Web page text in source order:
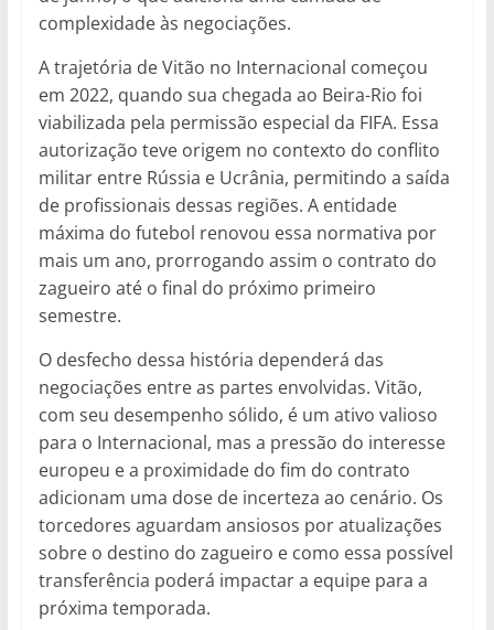
complexidade às negociações.
A trajetória de Vitão no Internacional começou
em 2022, quando sua chegada ao Beira-Rio foi
viabilizada pela permissão especial da FIFA. Essa
autorização teve origem no contexto do conflito
militar entre Rússia e Ucrânia, permitindo a saída
de profissionais dessas regiões. A entidade
máxima do futebol renovou essa normativa por
mais um ano, prorrogando assim o contrato do
zagueiro até o final do próximo primeiro
semestre.
O desfecho dessa história dependerá das
negociações entre as partes envolvidas. Vitão,
com seu desempenho sólido, é um ativo valioso
para o Internacional, mas a pressão do interesse
europeu e a proximidade do fim do contrato
adicionam uma dose de incerteza ao cenário. Os
torcedores aguardam ansiosos por atualizações
sobre o destino do zagueiro e como essa possível
transferência poderá impactar a equipe para a
próxima temporada.